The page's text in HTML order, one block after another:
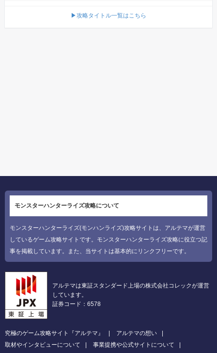
▶攻略タイトル一覧はこちら
モンスターハンターライズ攻略について
モンスターハンターライズ(モンハンライズ)攻略サイトは、アルテマが運営
しているゲーム攻略サイトです。モンスターハンターライズ攻略に役立つ記
事を掲載しています。また、当サイトは基本的にリンクフリーです。
アルテマは東証スタンダード上場の株式会社コレックが運営
しています。
証券コード：6578
究極のゲーム攻略サイト『アルテマ』
アルテマの想い
取材やインタビューについて
事業提携や公式サイトについて